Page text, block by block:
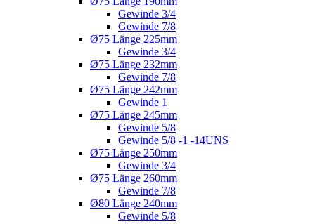
Gewinde 3/4
Gewinde 7/8
Ø75 Länge 225mm
Gewinde 3/4
Ø75 Länge 232mm
Gewinde 7/8
Ø75 Länge 242mm
Gewinde 1
Ø75 Länge 245mm
Gewinde 5/8
Gewinde 5/8 -1 -14UNS
Ø75 Länge 250mm
Gewinde 3/4
Ø75 Länge 260mm
Gewinde 7/8
Ø80 Länge 240mm
Gewinde 5/8